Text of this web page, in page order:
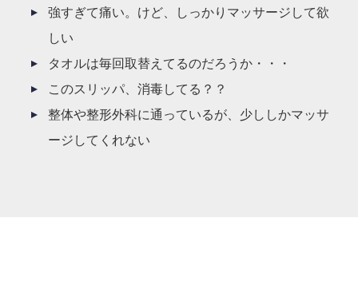
強すぎて痛い。けど、しっかりマッサージして欲
しい
タオルは毎回取替えてるのだろうか・・・
このスリッパ、消毒してる？？
整体や整形外科に通っているが、少ししかマッサ
ージしてくれない